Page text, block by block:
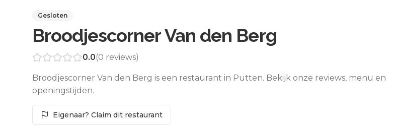
Gesloten
Broodjescorner Van den Berg
0.0(0 reviews)
Broodjescorner Van den Berg is een restaurant in Putten. Bekijk onze reviews, menu en
openingstijden.
Eigenaar? Claim dit restaurant